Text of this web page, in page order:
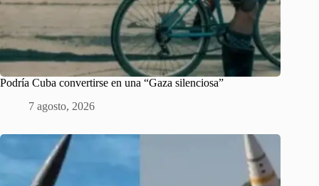
Podría Cuba convertirse en una “Gaza silenciosa”
7 agosto, 2026